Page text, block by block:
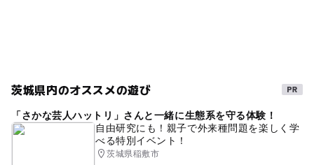
茨城県内のオススメの遊び
「さかな芸人ハットリ」さんと一緒に生態系を守る体験！
自由研究にも！親子で外来種問題を楽しく学
べる特別イベント！
茨城県稲敷市